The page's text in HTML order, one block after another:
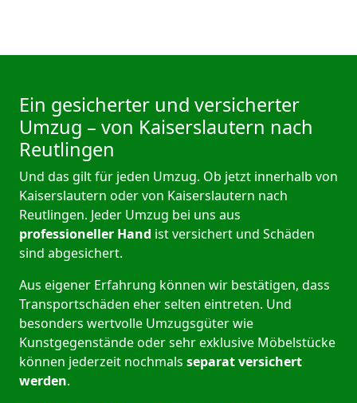
Ein gesicherter und versicherter
Umzug – von Kaiserslautern nach
Reutlingen
Und das gilt für jeden Umzug. Ob jetzt innerhalb von
Kaiserslautern oder von Kaiserslautern nach
Reutlingen. Jeder Umzug bei uns aus
professioneller Hand ist versichert und Schäden
sind abgesichert.
Aus eigener Erfahrung können wir bestätigen, dass
Transportschäden eher selten eintreten. Und
besonders wertvolle Umzugsgüter wie
Kunstgegenstände oder sehr exklusive Möbelstücke
können jederzeit nochmals separat versichert
werden.